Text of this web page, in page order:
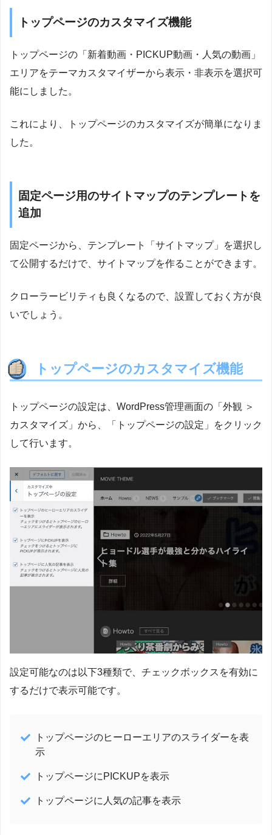
トップページのカスタマイズ機能
トップページの「新着動画・PICKUP動画・人気の動画」
エリアをテーマカスタマイザーから表示・非表示を選択可
能にしました。
これにより、トップページのカスタマイズが簡単になりま
した。
固定ページ用のサイトマップのテンプレートを
追加
固定ページから、テンプレート「サイトマップ」を選択し
て公開するだけで、サイトマップを作ることができます。
クローラービリティも良くなるので、設置しておく方が良
いでしょう。
トップページのカスタマイズ機能
トップページの設定は、WordPress管理画面の「外観 ＞
カスタマイズ」から、「トップページの設定」をクリック
して行います。
設定可能なのは以下3種類で、チェックボックスを有効に
するだけで表示可能です。
トップページのヒーローエリアのスライダーを表
示
トップページにPICKUPを表示
トップページに人気の記事を表示